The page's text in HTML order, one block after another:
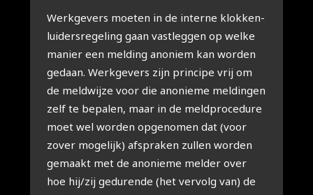
Werk­ge­vers moe­ten in de inter­ne klok­ken­
lui­ders­re­ge­ling gaan vast­leg­gen op wel­ke
manier een mel­ding ano­niem kan wor­den
gedaan. Werk­ge­vers zijn prin­ci­pe vrij om
de meld­wij­ze voor die ano­nie­me mel­din­gen
zelf te bepa­len, maar in de meld­pro­ce­du­re
moet wel wor­den opge­no­men dat (voor
zover moge­lijk) afspra­ken zul­len wor­den
gemaakt met de ano­nie­me mel­der over
hoe hij/zij gedu­ren­de (het ver­volg van) de